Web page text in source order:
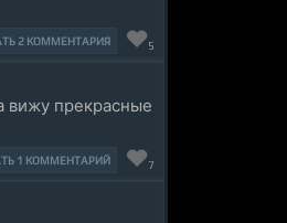
2 КОММЕНТАРИЯ 5
вижу прекрасные
1 КОММЕНТАРИЙ 7